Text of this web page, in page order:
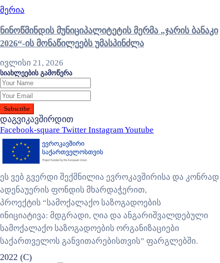
მერია
ნინოწმინდის მუნიციპალიტეტის მერმა „ჯარის ბანაკი
2026“-ის მონაწილეებს უმასპინძლა
ივლისი 21, 2026
სიახლეების გამოწერა
დაგვიკავშირდით
Facebook-square Twitter InstagramYoutube
ეს ვებ გვერდი შექმნილია ევროკავშირისა და კონრად
ადენაუერის ფონდის მხარდაჭერით,
პროექტის “სამოქალაქო საზოგადოების
ინიციატივა: მდგრადი, ღია და ანგარიშვალდებული
სამოქალაქო საზოგადოების ორგანიზაციები
საქართველოს განვითარებისთვის” ფარგლებში.
2022 (C)